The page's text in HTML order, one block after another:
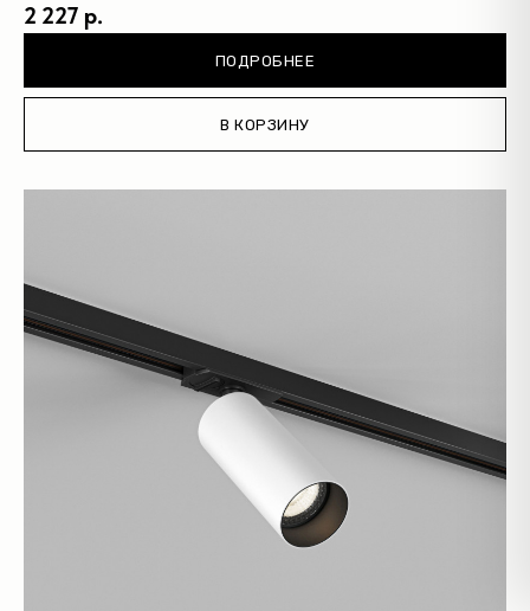
2 227 р.
ПОДРОБНЕЕ
В КОРЗИНУ